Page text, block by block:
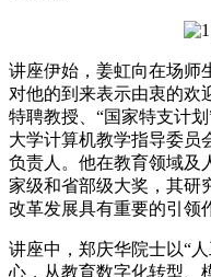
讲座伊始，姜虹向在场师
对他的到来表示由衷的欢
特聘教授、“国家特支计
大学计算机教学指导委员
负责人。他在教育领域及
家级和省部级大奖，其研
改革发展具有重要的引领
讲座中，郑庆华院士以“
心，从教育数字化转型、